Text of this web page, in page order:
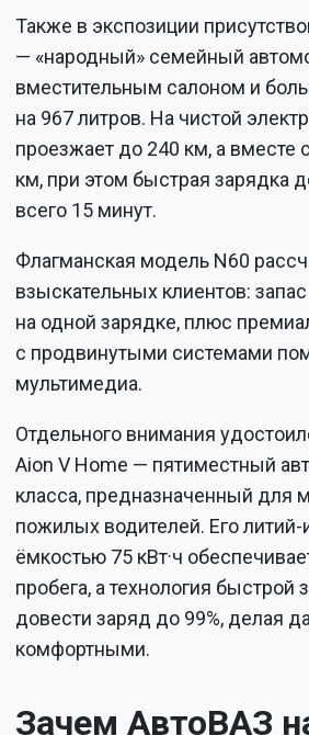
Также в экспозиции
— «народный» семейный
вместительным салоном и
на 967 литров. На чистой
проезжает до 240 км, а
км, при этом быстрая зарядка
всего 15 минут.
Флагманская модель N60
взыскательных клиентов:
на одной зарядке, плюс
с продвинутыми системами
мультимедиа.
Отдельного внимания
Aion V Home — пятиместный
класса, предназначенный для
пожилых водителей. Его литий-
ёмкостью 75 кВт·ч
пробега, а технология быстрой
довести заряд до 99%, делая
комфортными.
Зачем АвтоВАЗ